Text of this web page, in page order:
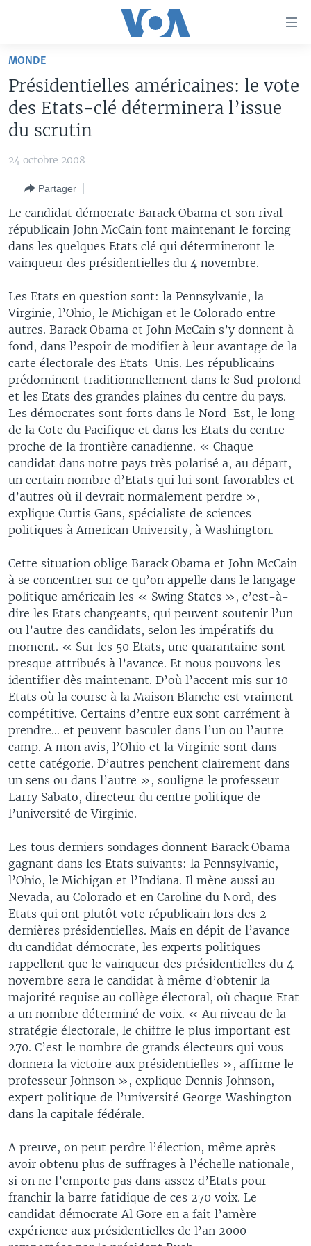
Retour
navigation
principale
Retour
recherche
ÉTATS-UNIS
TV
LE MONDE AUJOURD'HUI
FOCUS SAHEL
REPORTAGES
VOUS + NOUS
CARNET DE SANTÉ
RADIO
LE MONDE AU FÉMININ
L'AMÉRIQUE ET VOUS
DIALOGUE DES RELIGIONS
RM SHOW
LINGALA
SANGO
Apprenez L'anglais
SUIVEZ-NOUS
MONDE
Présidentielles américaines: le vote
des Etats-clé déterminera l’issue
du scrutin
24 octobre 2008
Partager
Le candidat démocrate Barack Obama et son rival
républicain John McCain font maintenant le forcing
dans les quelques Etats clé qui détermineront le
vainqueur des présidentielles du 4 novembre.
Les Etats en question sont: la Pennsylvanie, la
Virginie, l’Ohio, le Michigan et le Colorado entre
autres. Barack Obama et John McCain s’y donnent à
fond, dans l’espoir de modifier à leur avantage de la
carte électorale des Etats-Unis. Les républicains
prédominent traditionnellement dans le Sud profond
et les Etats des grandes plaines du centre du pays.
Les démocrates sont forts dans le Nord-Est, le long
de la Cote du Pacifique et dans les Etats du centre
proche de la frontière canadienne. « Chaque
candidat dans notre pays très polarisé a, au départ,
un certain nombre d’Etats qui lui sont favorables et
d’autres où il devrait normalement perdre »,
explique Curtis Gans, spécialiste de sciences
politiques à American University, à Washington.
Cette situation oblige Barack Obama et John McCain
à se concentrer sur ce qu’on appelle dans le langage
politique américain les « Swing States », c’est-à-
dire les Etats changeants, qui peuvent soutenir l’un
ou l’autre des candidats, selon les impératifs du
moment. « Sur les 50 Etats, une quarantaine sont
presque attribués à l’avance. Et nous pouvons les
identifier dès maintenant. D’où l’accent mis sur 10
Etats où la course à la Maison Blanche est vraiment
compétitive. Certains d’entre eux sont carrément à
prendre… et peuvent basculer dans l’un ou l’autre
camp. A mon avis, l’Ohio et la Virginie sont dans
cette catégorie. D’autres penchent clairement dans
un sens ou dans l’autre », souligne le professeur
Larry Sabato, directeur du centre politique de
l’université de Virginie.
Les tous derniers sondages donnent Barack Obama
gagnant dans les Etats suivants: la Pennsylvanie,
l’Ohio, le Michigan et l’Indiana. Il mène aussi au
Nevada, au Colorado et en Caroline du Nord, des
Etats qui ont plutôt vote républicain lors des 2
dernières présidentielles. Mais en dépit de l’avance
du candidat démocrate, les experts politiques
rappellent que le vainqueur des présidentielles du 4
novembre sera le candidat à même d’obtenir la
majorité requise au collège électoral, où chaque Etat
a un nombre déterminé de voix. « Au niveau de la
stratégie électorale, le chiffre le plus important est
270. C’est le nombre de grands électeurs qui vous
donnera la victoire aux présidentielles », affirme le
professeur Johnson », explique Dennis Johnson,
expert politique de l’université George Washington
dans la capitale fédérale.
A preuve, on peut perdre l’élection, même après
avoir obtenu plus de suffrages à l’échelle nationale,
si on ne l’emporte pas dans assez d’Etats pour
franchir la barre fatidique de ces 270 voix. Le
candidat démocrate Al Gore en a fait l’amère
expérience aux présidentielles de l’an 2000